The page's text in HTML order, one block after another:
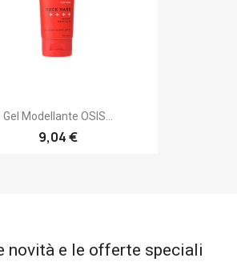
Gel Modellante OSIS...
9,04 €
novità e le offerte speciali